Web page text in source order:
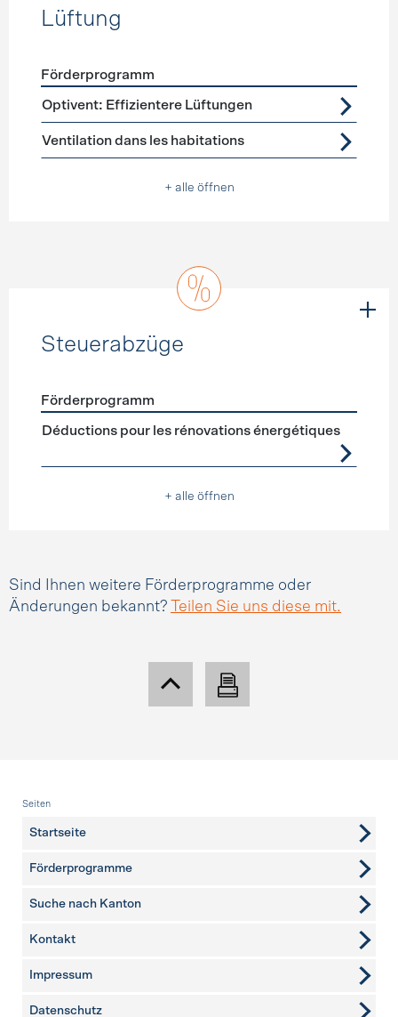
Lüftung
Förderprogramme Lüftung
Förderprogramm
Optivent: Effizientere Lüftungen
Ventilation dans les habitations
+ alle öffnen
Steuerabzüge
Förderprogramme Steuerabzüge
Förderprogramm
Déductions pour les rénovations énergétiques
+ alle öffnen
Sind Ihnen weitere Förderprogramme oder
Änderungen bekannt?
Teilen Sie uns diese mit.
Fusszeile
Seiten
Startseite
Förderprogramme
Suche nach Kanton
weitere Seiten
Kontakt
Impressum
Datenschutz